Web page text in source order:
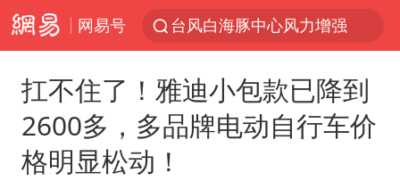
网易号
四川宜宾市高县4.9级地震致1人死亡
向鹏0-3不敌张本智和
百花奖开幕式
扛不住了！雅迪小包款已降到
2600多，多品牌电动自行车价
格明显松动！